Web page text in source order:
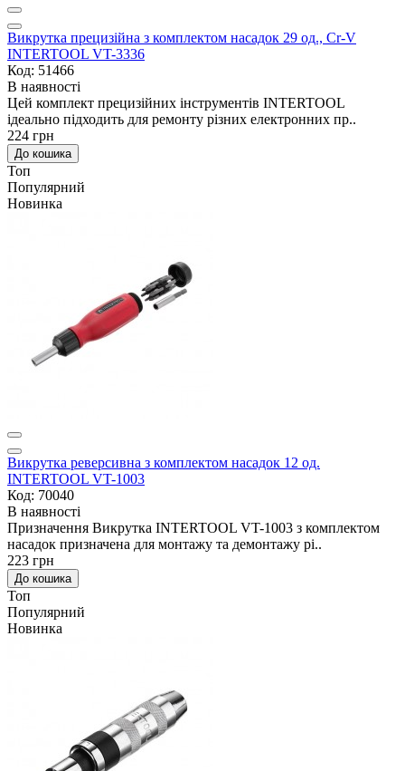
Викрутка прецизійна з комплектом насадок 29 од., Cr-V
INTERTOOL VT-3336
Код: 51466
В наявності
Цей комплект прецизійних інструментів INTERTOOL
ідеально підходить для ремонту різних електронних пр..
224 грн
До кошика
Топ
Популярний
Новинка
Викрутка реверсивна з комплектом насадок 12 од.
INTERTOOL VT-1003
Код: 70040
В наявності
Призначення Викрутка INTERTOOL VT-1003 з комплектом
насадок призначена для монтажу та демонтажу рі..
223 грн
До кошика
Топ
Популярний
Новинка